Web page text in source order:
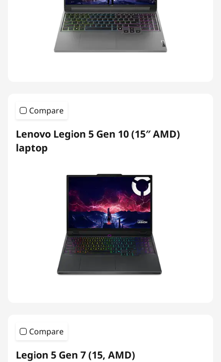
Compare
Lenovo Legion 5 Gen 10 (15″ AMD)
laptop
Compare
Legion 5 Gen 7 (15, AMD)